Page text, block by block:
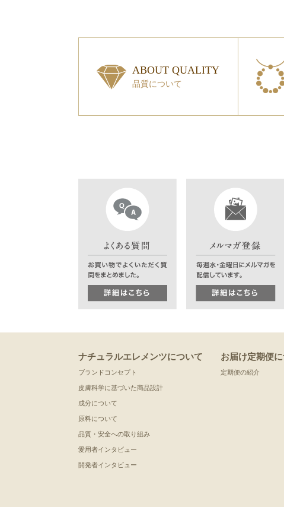
ABOUT QUALITY
品質について
ナチュラルエレメンツについて
ブランドコンセプト
皮膚科学に基づいた商品設計
成分について
原料について
品質・安全への取り組み
愛用者インタビュー
開発者インタビュー
お届け定期便
定期便の紹介